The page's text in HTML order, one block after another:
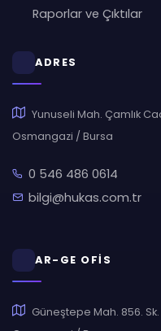
Raporlar ve Çıktılar
ADRES
Yunuseli Mah. Çamlık
Osmangazi / Bursa
0 546 486 0614
bilgi@hukas.com.tr
AR-GE OFİS
Güneştepe Mah. 856. Sk.